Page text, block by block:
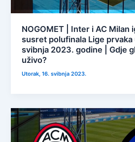
NOGOMET | Inter i AC Milan
susret polufinala Lige prvaka
svibnja 2023. godine | Gdje
uživo?
Utorak, 16. svibnja 2023.